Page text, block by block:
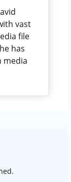
vast
file
has
media